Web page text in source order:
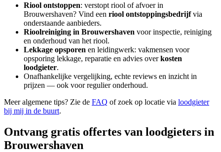
Riool ontstoppen: verstopt riool of afvoer in
Brouwershaven? Vind een riool ontstoppingsbedrijfvia
onderstaande aanbieders.
Rioolreiniging in Brouwershaven voor inspectie, reiniging
en onderhoud van het riool.
Lekkage opsporen en leidingwerk: vakmensen voor
opsporing lekkage, reparatie en advies overkosten
loodgieter.
Onafhankelijke vergelijking, echte reviews en inzicht in
prijzen — ook voor regulier onderhoud.
Meer algemene tips? Zie de FAQ of zoek op locatie via loodgieter
bij mij in de buurt.
Ontvang gratis offertes van loodgieters in
Brouwershaven